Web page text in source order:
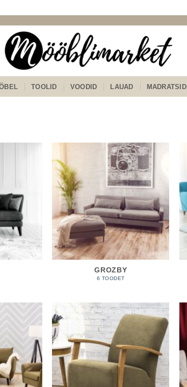
TOOLID VOODID LAUAD MADRATSID
GROZBY
6 TOODET